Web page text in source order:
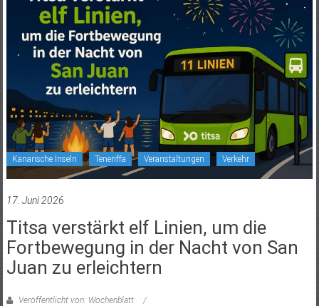
Kanarische Inseln Teneriffa Veranstaltungen Verkehr
17. Juni 2026
Titsa verstärkt elf Linien, um die
Fortbewegung in der Nacht von San
Juan zu erleichtern
Veröffentlicht von: Wochenblatt